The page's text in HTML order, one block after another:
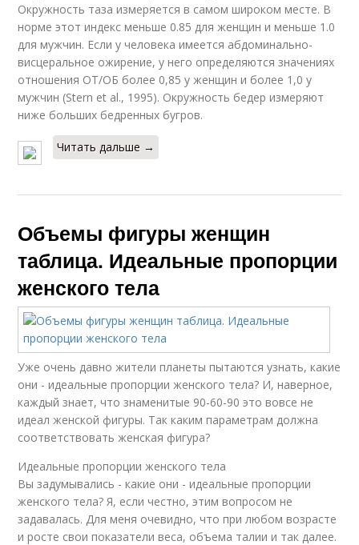
Окружность таза измеряется в самом широком месте. В
норме этот индекс меньше 0.85 для женщин и меньше 1.0
для мужчин. Если у человека имеется абдоминально-
висцеральное ожирение, у него определяются значениях
отношения ОТ/ОБ более 0,85 у женщин и более 1,0 у
мужчин (Stern et al., 1995). Окружность бедер измеряют
ниже больших бедренных бугров.
Читать дальше →
Объемы фигуры женщин
таблица. Идеальные пропорции
женского тела
Уже очень давно жители планеты пытаются узнать, какие
они - идеальные пропорции женского тела? И, наверное,
каждый знает, что знаменитые 90-60-90 это вовсе не
идеал женской фигуры. Так каким параметрам должна
соответствовать женская фигура?
Идеальные пропорции женского тела
Вы задумывались - какие они - идеальные пропорции
женского тела? Я, если честно, этим вопросом не
задавалась. Для меня очевидно, что при любом возрасте
и росте свои показатели веса, объема талии и так далее.